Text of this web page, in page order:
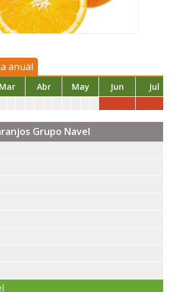
anual
Mar Abr May Jun Jul
Grupo Navel